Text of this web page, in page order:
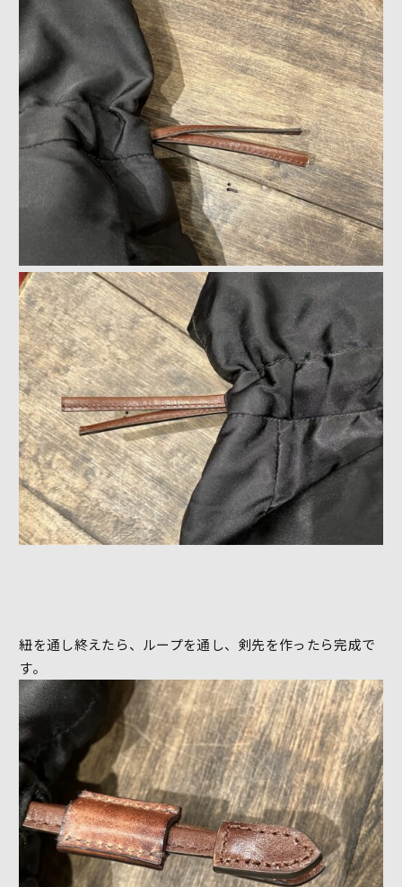
紐を通し終えたら、ループを通し、剣先を作ったら完成で
す。